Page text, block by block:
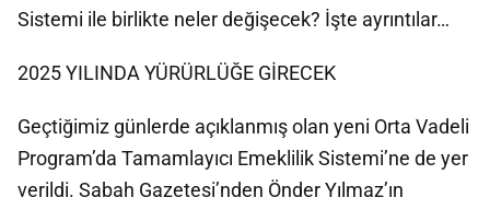
Sistemi ile birlikte neler değişecek? İşte ayrıntılar…
2025 YILINDA YÜRÜRLÜĞE GİRECEK
Geçtiğimiz günlerde açıklanmış olan yeni Orta Vadeli
Program’da Tamamlayıcı Emeklilik Sistemi’ne de yer
verildi. Sabah Gazetesi’nden Önder Yılmaz’ın